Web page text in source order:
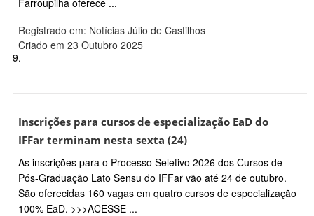
Farroupilha oferece ...
Registrado em: Notícias Júlio de Castilhos
Criado em 23 Outubro 2025
9.
Inscrições para cursos de especialização EaD do
IFFar terminam nesta sexta (24)
As inscrições para o Processo Seletivo 2026 dos Cursos de
Pós-Graduação Lato Sensu do IFFar vão até 24 de outubro.
São oferecidas 160 vagas em quatro cursos de especialização
100% EaD. >>>ACESSE ...